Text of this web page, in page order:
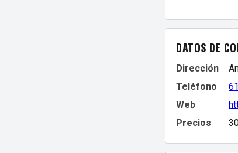
DATOS DE
Dirección
Teléfono
Web
Precios